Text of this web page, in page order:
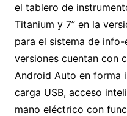
el tablero de
Titanium y 7” en la
para el sistema de
versiones cuentan con
Android Auto en forma
carga USB, acceso
mano eléctrico con